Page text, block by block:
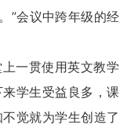
”会议中跨年级的经
一贯使用英文教学
学生受益良多，课
觉就为学生创造了